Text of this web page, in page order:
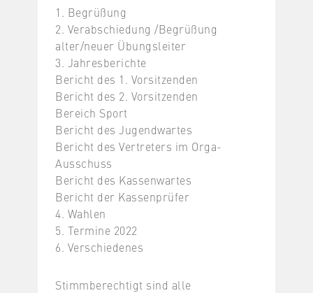
1. Begrüßung
2. Verabschiedung /Begrüßung
alter/neuer Übungsleiter
3. Jahresberichte
Bericht des 1. Vorsitzenden
Bericht des 2. Vorsitzenden
Bereich Sport
Bericht des Jugendwartes
Bericht des Vertreters im Orga-
Ausschuss
Bericht des Kassenwartes
Bericht der Kassenprüfer
4. Wahlen
5. Termine 2022
6. Verschiedenes
Stimmberechtigt sind alle